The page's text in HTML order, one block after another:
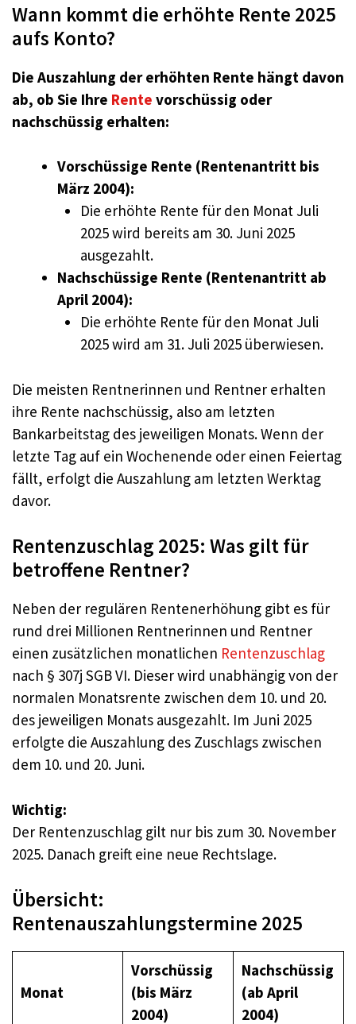
Wann kommt die erhöhte Rente 2025
aufs Konto?
Die Auszahlung der erhöhten Rente hängt davon
ab, ob Sie Ihre Rente vorschüssig oder
nachschüssig erhalten:
Vorschüssige Rente (Rentenantritt bis
März 2004):
Die erhöhte Rente für den Monat Juli
2025 wird bereits am 30. Juni 2025
ausgezahlt.
Nachschüssige Rente (Rentenantritt ab
April 2004):
Die erhöhte Rente für den Monat Juli
2025 wird am 31. Juli 2025 überwiesen.
Die meisten Rentnerinnen und Rentner erhalten
ihre Rente nachschüssig, also am letzten
Bankarbeitstag des jeweiligen Monats. Wenn der
letzte Tag auf ein Wochenende oder einen Feiertag
fällt, erfolgt die Auszahlung am letzten Werktag
davor.
Rentenzuschlag 2025: Was gilt für
betroffene Rentner?
Neben der regulären Rentenerhöhung gibt es für
rund drei Millionen Rentnerinnen und Rentner
einen zusätzlichen monatlichen Rentenzuschlag
nach § 307j SGB VI. Dieser wird unabhängig von der
normalen Monatsrente zwischen dem 10. und 20.
des jeweiligen Monats ausgezahlt. Im Juni 2025
erfolgte die Auszahlung des Zuschlags zwischen
dem 10. und 20. Juni.
Wichtig:
Der Rentenzuschlag gilt nur bis zum 30. November
2025. Danach greift eine neue Rechtslage.
Übersicht:
Rentenauszahlungstermine 2025
Monat
Vorschüssig
(bis März
2004)
Nachschüssig
(ab April
2004)